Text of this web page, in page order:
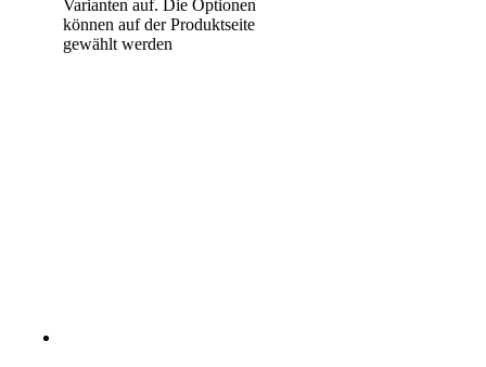
Varianten auf. Die Optionen
können auf der Produktseite
gewählt werden